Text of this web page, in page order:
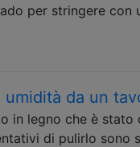
per stringere con
da un
in legno che è stato
di pulirlo sono